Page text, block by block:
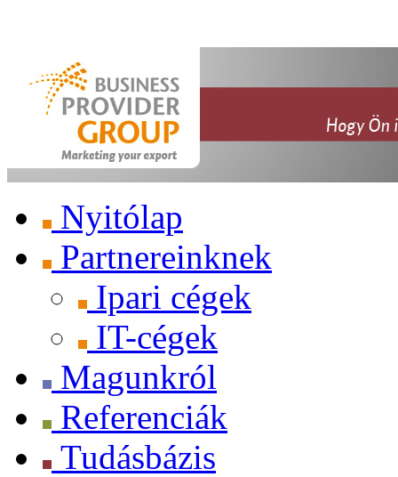
Nyitólap
Partnereinknek
Ipari cégek
IT-cégek
Magunkról
Referenciák
Tudásbázis